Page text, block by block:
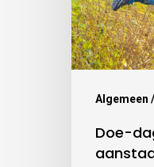
Algemeen
Doe-